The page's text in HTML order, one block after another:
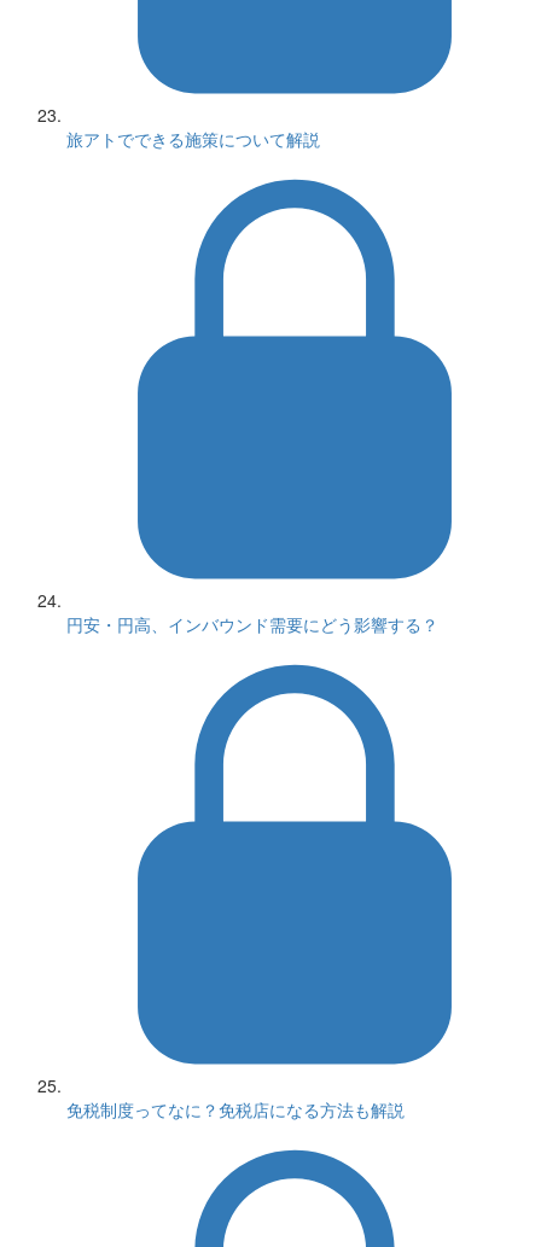
旅アトでできる施策について解説
円安・円高、インバウンド需要にどう影響する？
免税制度ってなに？免税店になる方法も解説